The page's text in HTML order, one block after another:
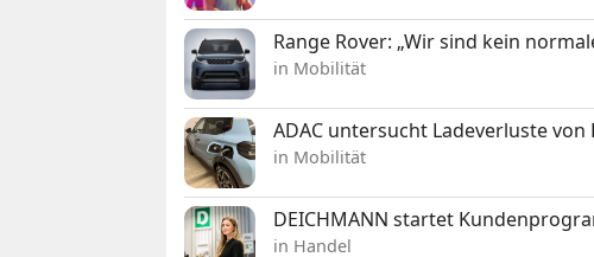
Range Rover: „Wir sind kein
in Mobilität
ADAC untersucht Ladeverluste
in Mobilität
DEICHMANN startet
in Handel